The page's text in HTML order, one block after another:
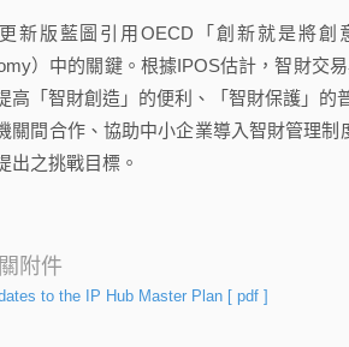
版藍圖引用OECD「創新就是將創意
）中的關鍵。根據IPOS估計，智財交
高「智財創造」的便利、「智財保護」
關間合作、協助中小企業導入智財管理
出之挑戰目標。
附件
to the IP Hub Master Plan [ pdf ]